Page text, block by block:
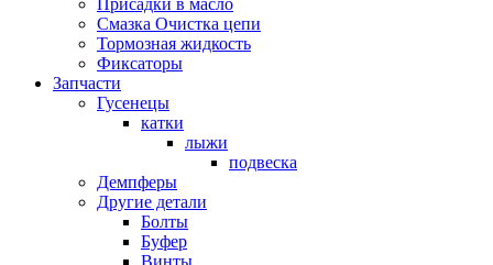
Присадки в масло
Смазка Очистка цепи
Тормозная жидкость
Фиксаторы
Запчасти
Гусенецы
катки
лыжи
подвеска
Демпферы
Другие детали
Болты
Буфер
Винты